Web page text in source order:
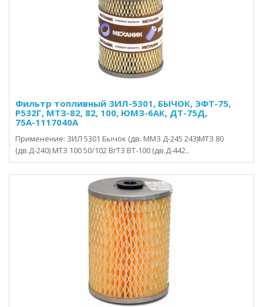
Фильтр топливный ЗИЛ-5301, БЫЧОК, ЭФТ-75,
Р532Г, МТЗ-82, 82, 100, ЮМЗ-6АК, ДТ-75Д,
75А-1117040А
Применение: ЗИЛ 5301 Бычок (дв. ММЗ Д-245 243)МТЗ 80
(дв.Д-240) МТЗ 100 50/102 ВгТЗ ВТ-100 (дв.Д-442..